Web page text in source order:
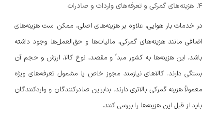
۴. هزینه‌های گمرکی و تعرفه‌های واردات و صادرات
در خدمات بار هوایی، علاوه بر هزینه‌های اصلی، ممکن است هزینه‌های
اضافی مانند هزینه‌های گمرکی، مالیات‌ها و حق‌العمل‌ها وجود داشته
باشد. این هزینه‌ها به کشور مبدأ و مقصد، نوع کالا، ارزش و حجم آن
بستگی دارند. کالاهای نیازمند مجوز خاص یا مشمول تعرفه‌های ویژه
معمولاً هزینه گمرکی بالاتری دارند، بنابراین صادرکنندگان و واردکنندگان
باید از قبل این هزینه‌ها را بررسی کنند.